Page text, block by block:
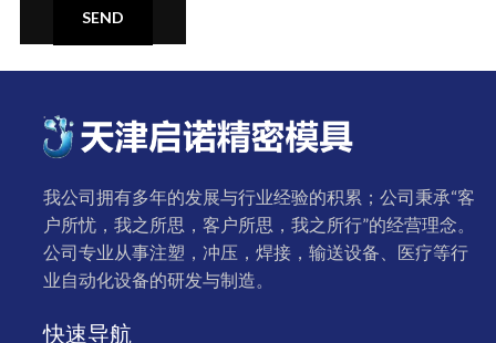
SEND
我公司拥有多年的发展与行业经验的积累；公司秉承“客
户所忧，我之所思，客户所思，我之所行”的经营理念。
公司专业从事注塑，冲压，焊接，输送设备、医疗等行
业自动化设备的研发与制造。
快速导航